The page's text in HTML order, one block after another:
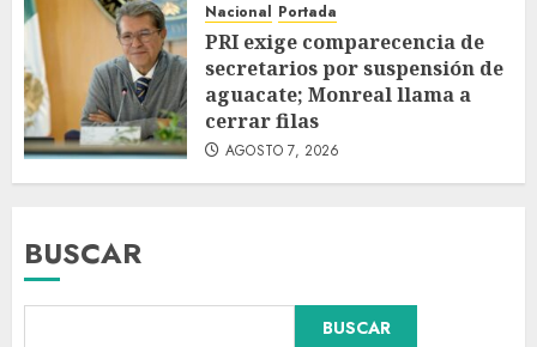
Nacional Portada
PRI exige comparecencia de
secretarios por suspensión de
aguacate; Monreal llama a
cerrar filas
AGOSTO 7, 2026
BUSCAR
BUSCAR